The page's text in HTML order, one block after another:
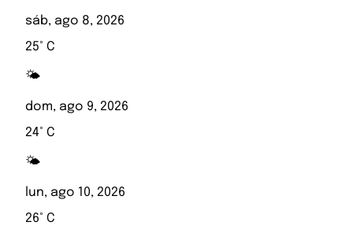
sáb, ago 8, 2026
25° C
🌤️
dom, ago 9, 2026
24° C
🌤️
lun, ago 10, 2026
26° C